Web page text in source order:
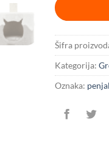
Šifra
Kategorija:
Oznaka: